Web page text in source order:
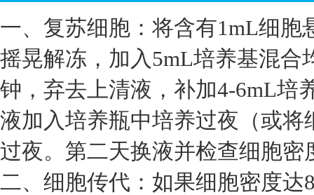
一、复苏细胞：将含有1mL细
摇晃解冻，加入5mL培养基混合
钟，弃去上清液，补加4-6mL培
液加入培养瓶中培养过夜（或
过夜。第二天换液并检查细胞密
二、细胞传代：如果细胞密度达